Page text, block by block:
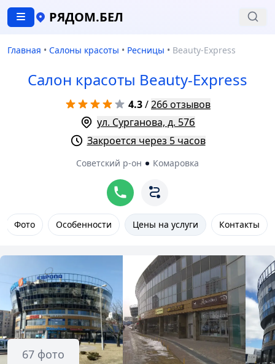
РЯДОМ.БЕЛ
Главная • Салоны красоты • Ресницы • Beauty-Express
Салон красоты Beauty-Express
4.3/266 отзывов
ул. Сурганова, д. 57б
Закроется через 5 часов
Советский р-он Комаровка
Фото Особенности Цены на услуги Контакты
67 фото